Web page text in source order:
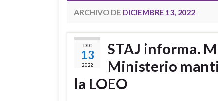
ARCHIVO DE DICIEMBRE 13, 2022
DIC
13
2022
STAJ informa.
Ministerio
la LOEO